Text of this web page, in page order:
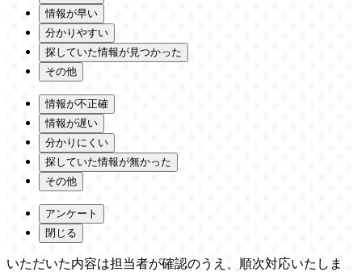
情報が早い
分かりやすい
探していた情報が見つかった
その他
情報が不正確
情報が遅い
分かりにくい
探していた情報が無かった
その他
アンケート
閉じる
いただいた内容は担当者が確認のうえ、順次対応いたしま